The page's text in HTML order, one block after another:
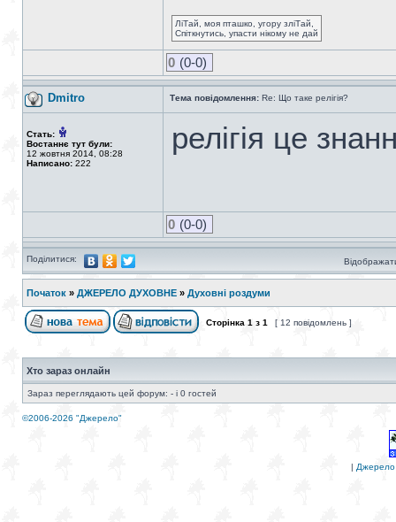
ЛіТай, моя пташко, угору зліТай,
Спіткнутись, упасти нікому не дай
0 (0-0)
Dmitro Тема повідомлення: Re: Що таке релігія?
Стать:
Востаннє тут були:
12 жовтня 2014, 08:28
Написано: 222
релігія це
0 (0-0)
Поділитися:
Початок » ДЖЕРЕЛО ДУХОВНЕ » Духовні роздуми
Сторінка 1 з 1 [ 12 повідомлень ]
Хто зараз онлайн
Зараз переглядають цей форум: - і 0 гостей
©2006-2026 "Джерело"
| Джерело